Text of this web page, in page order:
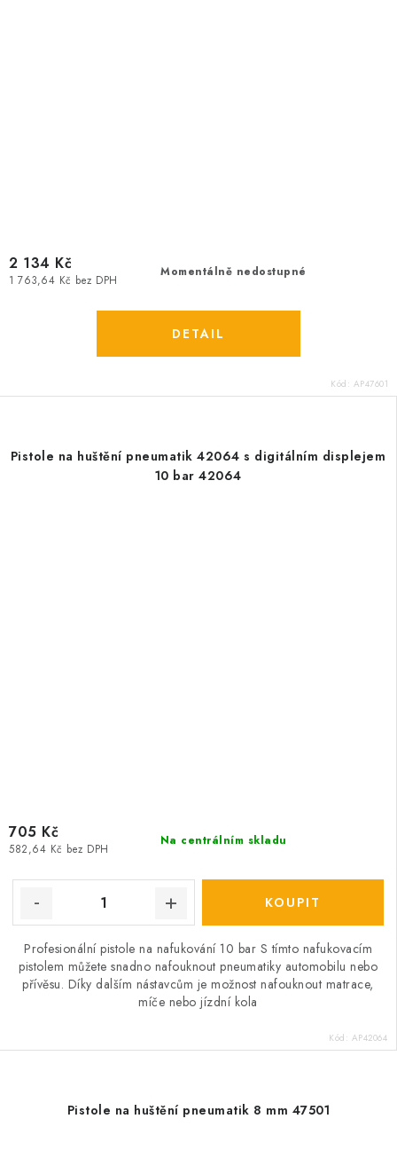
Momentálně nedostupné
1 763,64 Kč bez DPH
2 134 Kč
Kód: AP47601
Pistole na huštění pneumatik 42064 s digitálním displejem
10 bar 42064
Na centrálním skladu
582,64 Kč bez DPH
705 Kč
Profesionální pistole na nafukování 10 bar S tímto nafukovacím
pistolem můžete snadno nafouknout pneumatiky automobilu nebo
přívěsu. Díky dalším nástavcům je možnost nafouknout matrace,
míče nebo jízdní kola
Kód: AP42064
Pistole na huštění pneumatik 8 mm 47501